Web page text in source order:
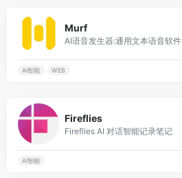
Murf
AI语音发生器:通用文本语音软件
AI智能 WEB
Fireflies
Fireflies AI 对话智能记录笔记
AI智能